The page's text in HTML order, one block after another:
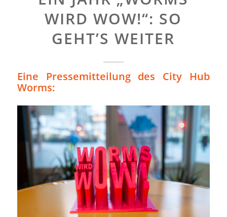
WIRD WOW!“: SO
GEHT’S WEITER
Eine Pressemitteilung des City Hub
Worms: